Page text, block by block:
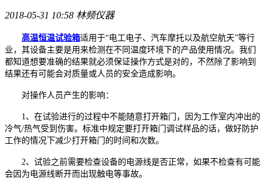
2018-05-31 10:58 林频仪器
高温恒温试验箱适用于“电工电子、汽车摩托以及航空航天”等行
业，其设备主要是用来检测在不同温度环境下的产品使用情况。我们
都知道想要准确的结果就必须保证操作方式是对的，不然除了影响到
结果还有可能会对质量或人员的安全造成影响。
对操作人员产生的影响：
1、在试验进行的过程中不能随意打开箱门，因为工作室内冲出的
冷气/热气受到伤害。标准中规定要打开箱门调试样品的话，做好防护
工作的情况下减少打开箱门的时间和次数。
2、试验之前需要检查设备的电源线是否正常，如果不检查有可能
会因为电源线断开而出现触电等事故。